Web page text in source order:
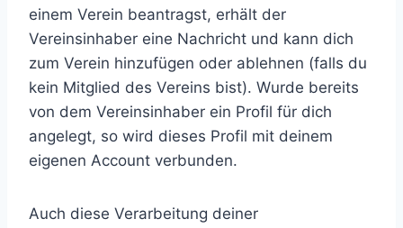
einem Verein beantragst, erhält der
Vereinsinhaber eine Nachricht und kann dich
zum Verein hinzufügen oder ablehnen (falls du
kein Mitglied des Vereins bist). Wurde bereits
von dem Vereinsinhaber ein Profil für dich
angelegt, so wird dieses Profil mit deinem
eigenen Account verbunden.
Auch diese Verarbeitung deiner